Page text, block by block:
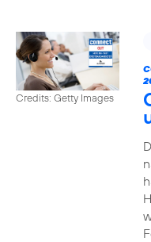
Credits: Getty Images